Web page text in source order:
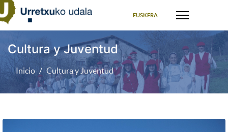
EUSKERA
Cultura y Juventud
Inicio Cultura y Juventud